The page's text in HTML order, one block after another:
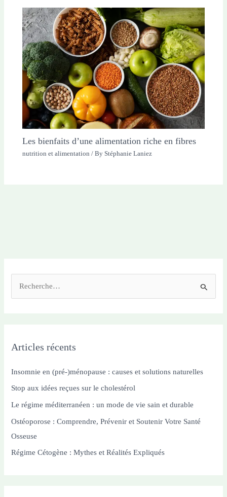
Les bienfaits d’une alimentation riche en fibres
nutrition et alimentation / ByStéphanie Laniez
c
Articles récents
Insomnie en (pré-)ménopause : causes et solutions naturelles
Stop aux idées reçues sur le cholestérol
Le régime méditerranéen : un mode de vie sain et durable
Ostéoporose : Comprendre, Prévenir et Soutenir Votre Santé
Osseuse
Régime Cétogène : Mythes et Réalités Expliqués